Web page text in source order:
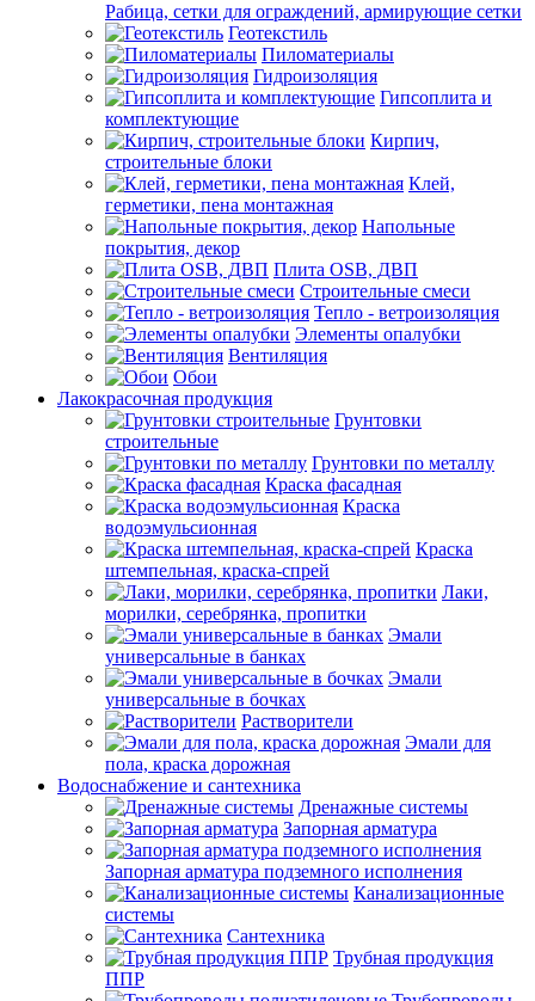
Рабица, сетки для ограждений, армирующие сетки
Геотекстиль
Пиломатериалы
Гидроизоляция
Гипсоплита и
комплектующие
Кирпич,
строительные блоки
Клей,
герметики, пена монтажная
Напольные
покрытия, декор
Плита OSB, ДВП
Строительные смеси
Тепло - ветроизоляция
Элементы опалубки
Вентиляция
Обои
Лакокрасочная продукция
Грунтовки
строительные
Грунтовки по металлу
Краска фасадная
Краска
водоэмульсионная
Краска
штемпельная, краска-спрей
Лаки,
морилки, серебрянка, пропитки
Эмали
универсальные в банках
Эмали
универсальные в бочках
Растворители
Эмали для
пола, краска дорожная
Водоснабжение и сантехника
Дренажные системы
Запорная арматура
Запорная арматура подземного исполнения
Канализационные
системы
Сантехника
Трубная продукция
ППР